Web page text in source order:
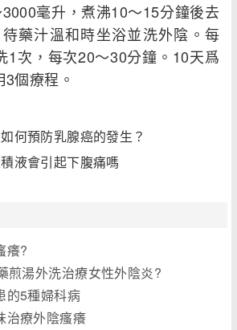
3000毫升，煮沸10～15分鐘後去
藥汁溫和時坐浴並洗外陰。每
1次，每次20～30分鐘。10天爲
個療程。
何預防乳腺癌的發生？
液會引起下腹痛嗎
癢?
煎湯外洗治療女性外陰炎?
的5種婦科病
治療外陰瘙癢